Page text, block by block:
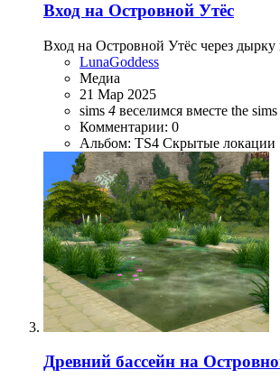
Вход на Островной Утёс
Вход на Островной Утёс через дырку
LunaGoddess
Медиа
21 Мар 2025
sims 4 веселимся вместе the sims
Комментарии: 0
Альбом: TS4 Скрытые локации
Древний бассейн на